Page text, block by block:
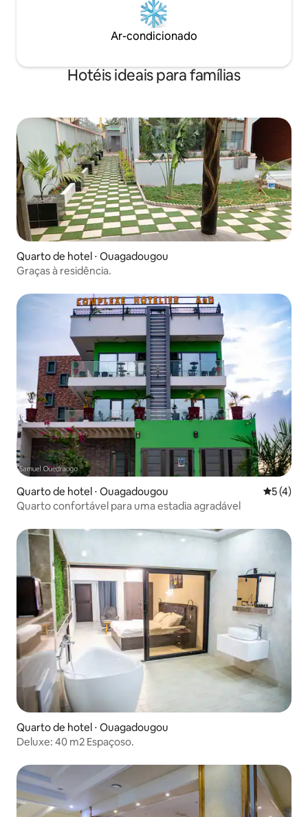
Ar-condicionado
Hotéis ideais para famílias
Quarto de hotel ⋅ Ouagadougou
Graças à residência.
Quarto de hotel ⋅ Ouagadougou 5 de
5 (4)
Quarto confortável para uma estadia agradável
Quarto de hotel ⋅ Ouagadougou
Deluxe: 40 m2 Espaçoso.